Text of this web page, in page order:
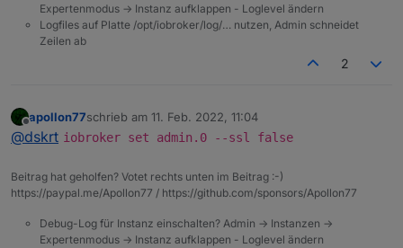
Expertenmodus -> Instanz aufklappen - Loglevel ändern
Logfiles auf Platte /opt/iobroker/log/… nutzen, Admin schneidet
Zeilen ab
2
Offline
apollon77schrieb am 11. Feb. 2022, 11:04
zuletzt editiert von
@dskrt iobroker set admin.0 --ssl false
Beitrag hat geholfen? Votet rechts unten im Beitrag :-)
https://paypal.me/Apollon77 / https://github.com/sponsors/Apollon77
Debug-Log für Instanz einschalten? Admin -> Instanzen ->
Expertenmodus -> Instanz aufklappen - Loglevel ändern